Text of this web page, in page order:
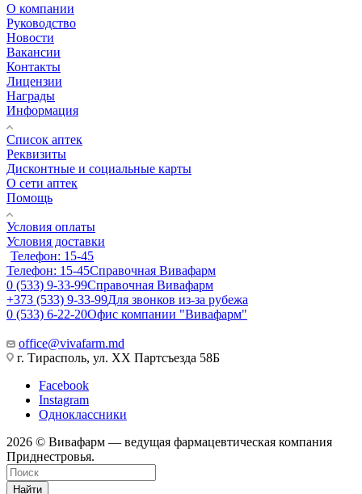
О компании
Руководство
Новости
Вакансии
Контакты
Лицензии
Награды
Информация
Список аптек
Реквизиты
Дисконтные и социальные карты
О сети аптек
Помощь
Условия оплаты
Условия доставки
Телефон: 15-45
Телефон: 15-45Справочная Вивафарм
0 (533) 9-33-99Справочная Вивафарм
+373 (533) 9-33-99Для звонков из-за рубежа
0 (533) 6-22-20Офис компании "Вивафарм"
office@vivafarm.md
г. Тирасполь, ул. ХХ Партсъезда 58Б
Facebook
Instagram
Одноклассники
2026 © Вивафарм — ведущая фармацевтическая компания
Приднестровья.
Найти